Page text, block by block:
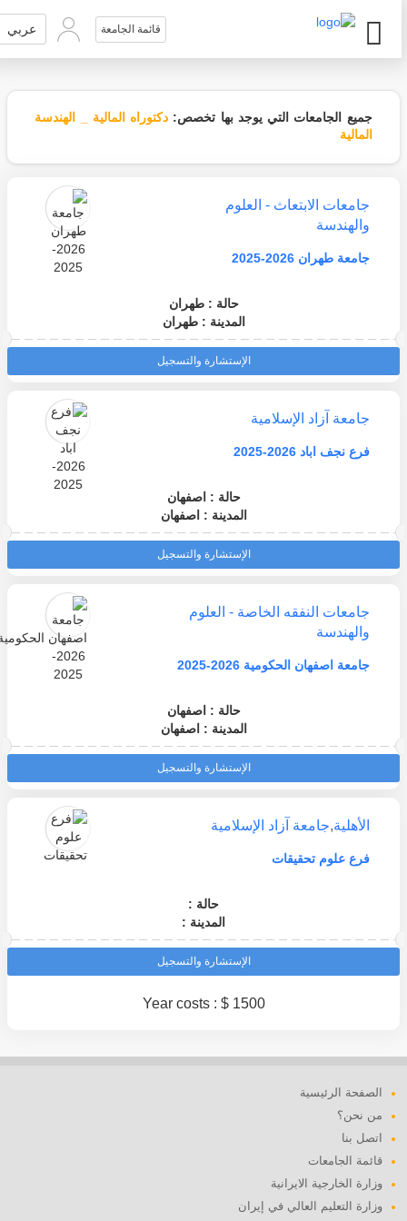
قائمة الجامعة عربي
جميع الجامعات التي يوجد بها تخصص:دكتوراه المالية _ الهندسة
المالية
جامعات الابتعاث - العلوم
والهندسة
جامعة طهران 2026-2025
حالة : طهران
المدينة : طهران
الإستشارة والتسجيل
جامعة آزاد الإسلامية
فرع نجف اباد 2026-2025
حالة : اصفهان
المدينة : اصفهان
الإستشارة والتسجيل
جامعات النفقه الخاصة - العلوم
والهندسة
جامعة اصفهان الحكومية 2026-2025
حالة : اصفهان
المدينة : اصفهان
الإستشارة والتسجيل
الأهلية,جامعة آزاد الإسلامية
فرع علوم تحقيقات
حالة :
المدينة :
الإستشارة والتسجيل
Year costs : $ 1500
الصفحة الرئيسية
من نحن؟
اتصل بنا
قائمة الجامعات
وزارة الخارجية الايرانية
وزارة التعليم العالي في إيران